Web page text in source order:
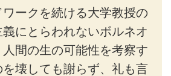
ークを続ける大学教授の
にとらわれないボルネオ
間の生の可能性を考察す
壊しても謝らず、礼も言